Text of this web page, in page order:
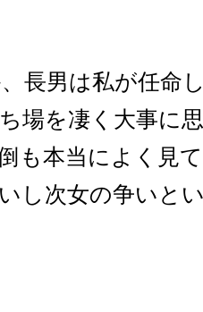
長男は私が任命
場を凄く大事に
も本当によく見
し次女の争いと